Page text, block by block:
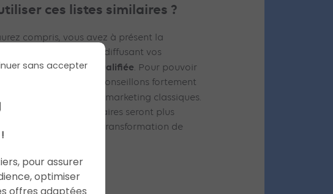
ces listes similaires ?
compris, vous avez à présent la
votre trafic en diffusant vos
audienceélargieet qualifiée. Pour pouvoir
users, nous vous conseillons fortement
vos listes de remarketing classiques.
d’audiences similaires seront plus
conséquent le taux de transformation de
sera bien meilleur !
sans accepter
pour assurer
optimiser